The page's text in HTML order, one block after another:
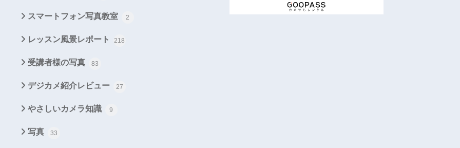
スマートフォン写真教室 2
レッスン風景レポート 218
受講者様の写真 83
デジカメ紹介レビュー 27
やさしいカメラ知識 9
写真 33